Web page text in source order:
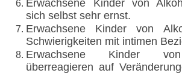
Erwachsene Kinder von
sich selbst sehr ernst.
Erwachsene Kinder von
Schwierigkeiten mit intimen
Erwachsene Kinder
überreagieren auf